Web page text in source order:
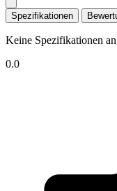
Spezifikationen
Keine Spezifikationen
0.0